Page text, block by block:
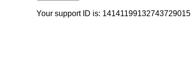
Your support ID is: 14141199132743729015